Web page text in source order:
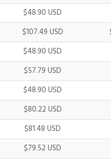
$48.90 USD
$107.49 USD
$48.90 USD
$57.79 USD
$48.90 USD
$80.22 USD
$81.48 USD
$79.52 USD